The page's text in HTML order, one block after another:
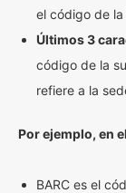
el código de
Últimos 3
código de la
refiere a la
Por ejemplo, en
BARC es el